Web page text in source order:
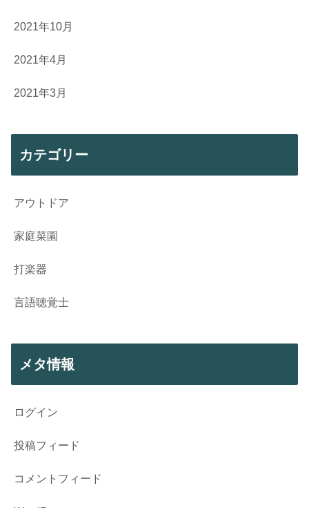
2021年10月
2021年4月
2021年3月
カテゴリー
アウトドア
家庭菜園
打楽器
言語聴覚士
メタ情報
ログイン
投稿フィード
コメントフィード